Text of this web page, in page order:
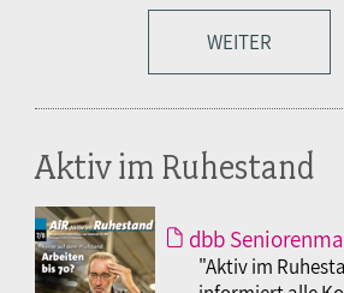
WEITER
Aktiv im Ruhestand
dbb
"Aktiv im